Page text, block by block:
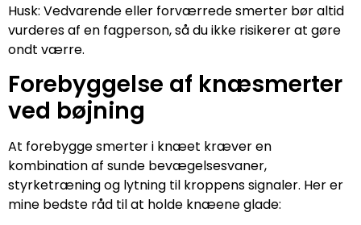
Husk: Vedvarende eller forværrede smerter bør altid
vurderes af en fagperson, så du ikke risikerer at gøre
ondt værre.
Forebyggelse af knæsmerter
ved bøjning
At forebygge smerter i knæet kræver en
kombination af sunde bevægelsesvaner,
styrketræning og lytning til kroppens signaler. Her er
mine bedste råd til at holde knæene glade: